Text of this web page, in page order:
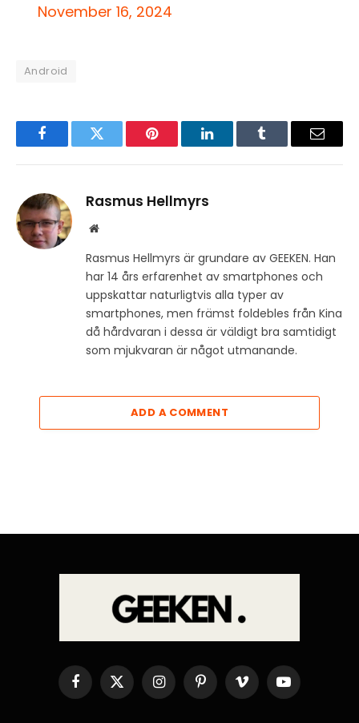
November 16, 2024
Android
FacebookTwitter Pinterest LinkedInTumblr Email
Rasmus Hellmyrs
Website
Rasmus Hellmyrs är grundare av GEEKEN. Han
har 14 års erfarenhet av smartphones och
uppskattar naturligtvis alla typer av
smartphones, men främst foldebles från Kina
då hårdvaran i dessa är väldigt bra samtidigt
som mjukvaran är något utmanande.
ADD A COMMENT
Facebook
X
(Twitter)
InstagramPinterestVimeo YouTube